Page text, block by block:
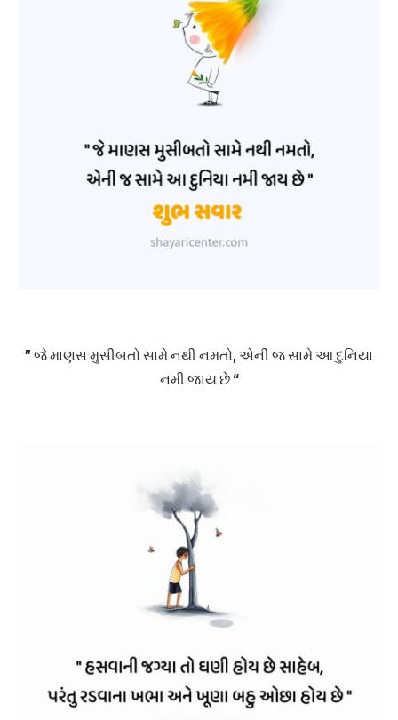
” જે માણસ મુસીબતો સામે નથી નમતો, એની જ સામે આ દુનિયા
નમી જાય છે “